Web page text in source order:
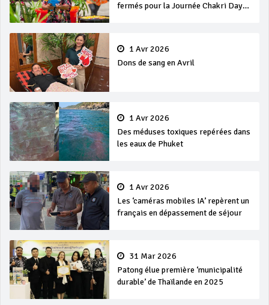
fermés pour la Journée Chakri Day
1 Avr 2026
Dons de sang en Avril
1 Avr 2026
Des méduses toxiques repérées dans
les eaux de Phuket
1 Avr 2026
Les ‘caméras mobiles IA’ repèrent un
français en dépassement de séjour
31 Mar 2026
Patong élue première ‘municipalité
durable’ de Thaïlande en 2025